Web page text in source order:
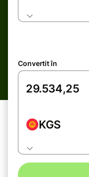
Convertit în
KGS